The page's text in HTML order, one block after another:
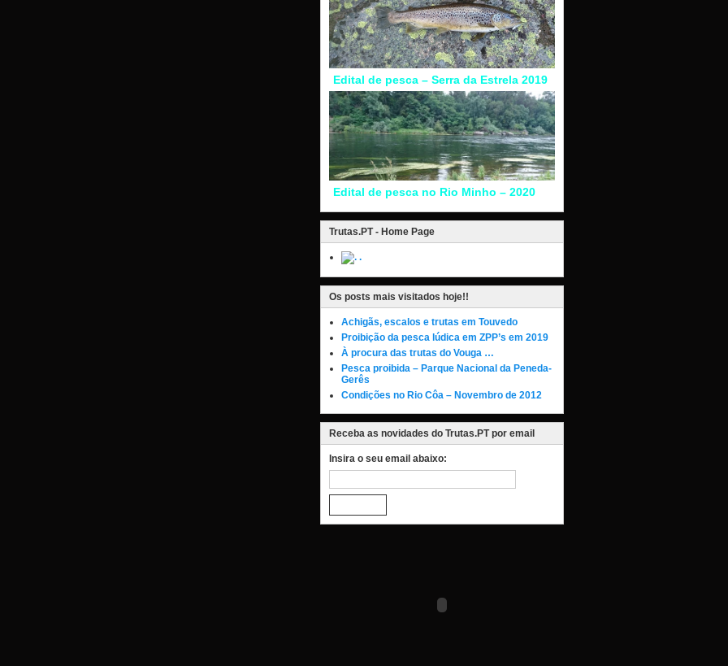
Edital de pesca – Serra da Estrela 2019
Edital de pesca no Rio Minho – 2020
Trutas.PT - Home Page
.
Os posts mais visitados hoje!!
Achigãs, escalos e trutas em Touvedo
Proibição da pesca lúdica em ZPP’s em 2019
À procura das trutas do Vouga …
Pesca proibida – Parque Nacional da Peneda-
Gerês
Condições no Rio Côa – Novembro de 2012
Receba as novidades do Trutas.PT por email
Insira o seu email abaixo: